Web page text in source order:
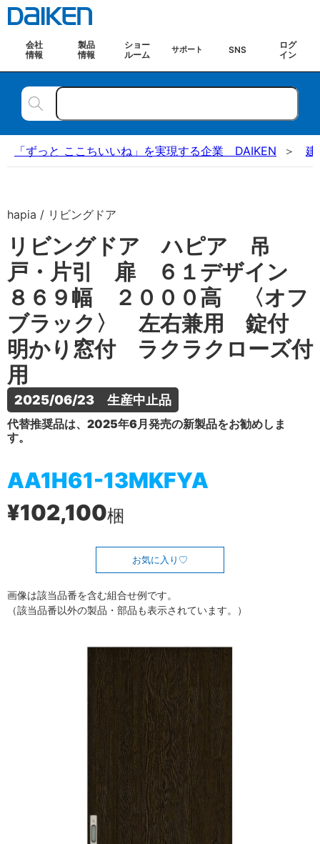
会社
情報
製品
情報
ショー
ルーム
サポート SNS
ログ
イン
「ずっと ここちいいね」を実現する企業 DAIKEN 建
hapia / リビングドア
リビングドア ハピア 吊
戸・片引 扉 ６１デザイン
８６９幅 ２０００高 〈オフ
ブラック〉 左右兼用 錠付
明かり窓付 ラクラクローズ付
用
2025/06/23　生産中止品
代替推奨品は、2025年6月発売の新製品をお勧めしま
す。
AA1H61-13MKFYA
¥102,100梱
お気に入り
画像は該当品番を含む組合せ例です。
（該当品番以外の製品・部品も表示されています。）